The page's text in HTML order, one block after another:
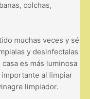
colchas,
muchas veces y sé
y desinfectalas
es más luminosa
al limpiar
limpiador.